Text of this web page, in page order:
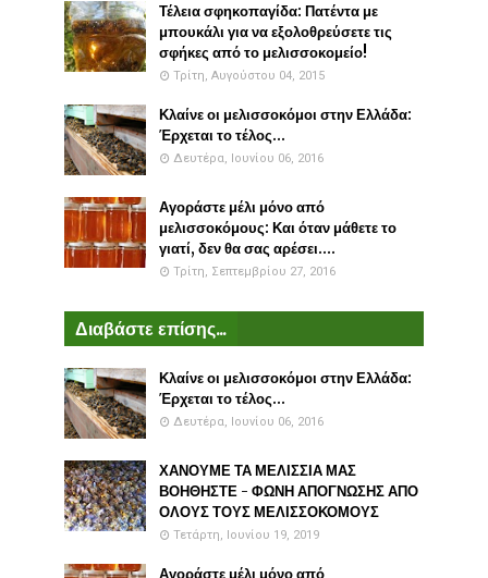
Τέλεια σφηκοπαγίδα: Πατέντα με
μπουκάλι για να εξολοθρεύσετε τις
σφήκες από το μελισσοκομείο!
Τρίτη, Αυγούστου 04, 2015
Κλαίνε οι μελισσοκόμοι στην Ελλάδα:
Έρχεται το τέλος...
Δευτέρα, Ιουνίου 06, 2016
Αγοράστε μέλι μόνο από
μελισσοκόμους: Και όταν μάθετε το
γιατί, δεν θα σας αρέσει....
Τρίτη, Σεπτεμβρίου 27, 2016
Διαβάστε επίσης...
Κλαίνε οι μελισσοκόμοι στην Ελλάδα:
Έρχεται το τέλος...
Δευτέρα, Ιουνίου 06, 2016
ΧΑΝΟΥΜΕ ΤΑ ΜΕΛΙΣΣΙΑ ΜΑΣ
ΒΟΗΘΗΣΤΕ - ΦΩΝΗ ΑΠΟΓΝΩΣΗΣ ΑΠΟ
ΟΛΟΥΣ ΤΟΥΣ ΜΕΛΙΣΣΟΚΟΜΟΥΣ
Τετάρτη, Ιουνίου 19, 2019
Αγοράστε μέλι μόνο από